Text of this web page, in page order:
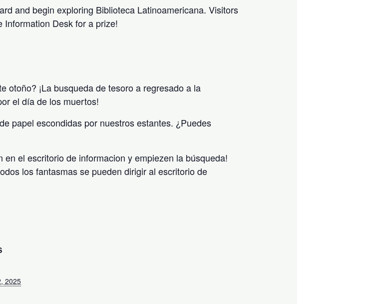
and begin exploring Biblioteca Latinoamericana. Visitors
Desk for a prize!
otoño? ¡La busqueda de tesoro a regresado a la
el día de los muertos!
papel escondidas por nuestros estantes. ¿Puedes
en el escritorio de informacion y empiezen la búsqueda!
los fantasmas se pueden dirigir al escritorio de
2025